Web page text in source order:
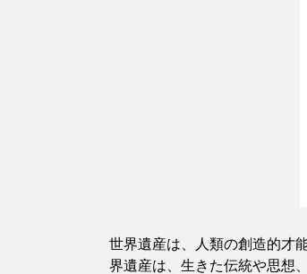
世界遺産は、人類の創造的才
界遺産は、生きた伝統や思想